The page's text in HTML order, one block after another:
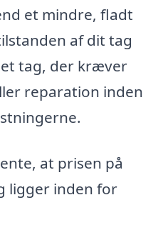
et mindre, fladt
af dit tag
tag, der kræver
reparation inden
at prisen på
ligger inden for